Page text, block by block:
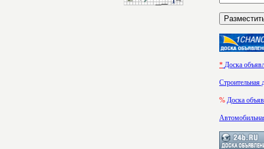
* Доска
Строительная
% Доска